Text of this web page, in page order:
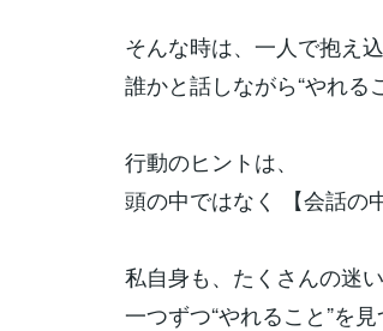
そんな時は、一人で抱え込
誰かと話しながら“やれる
行動のヒントは、
頭の中ではなく 【会話の
私自身も、たくさんの迷
一つずつ“やれること”を見